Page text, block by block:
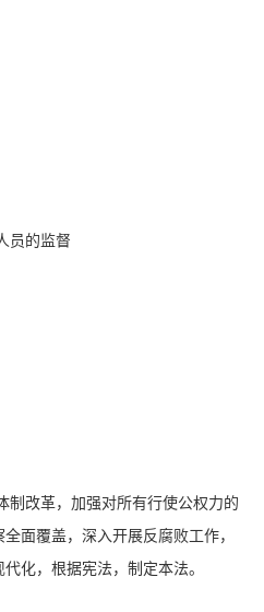
员的监督
制改革，加强对所有行使公权力的
面覆盖，深入开展反腐败工作，
化，根据宪法，制定本法。